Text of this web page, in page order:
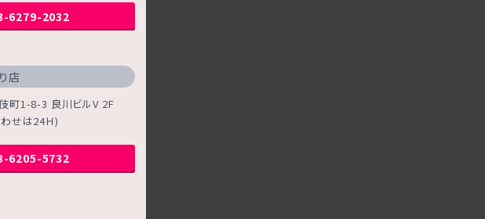
6279-2032
店
町1-8-3 良川ビルV 2F
せは24Ｈ)
6205-5732